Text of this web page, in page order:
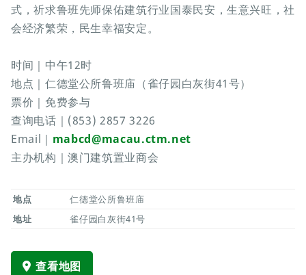
式，祈求鲁班先师保佑建筑行业国泰民安，生意兴旺，社
会经济繁荣，民生幸福安定。
时间｜中午12时
地点｜仁德堂公所鲁班庙（雀仔园白灰街41号）
票价｜免费参与
查询电话｜(853) 2857 3226
Email｜ mabcd@macau.ctm.net
主办机构｜澳门建筑置业商会
地点
仁德堂公所鲁班庙
地址
雀仔园白灰街41号
查看地图